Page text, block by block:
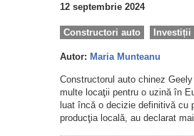
12 septembrie 2024
Constructori auto Investiții
Autor: Maria Munteanu
Constructorul auto chinez
multe locaţii pentru o uzină în
luat încă o decizie definitivă cu
producţia locală, au declarat